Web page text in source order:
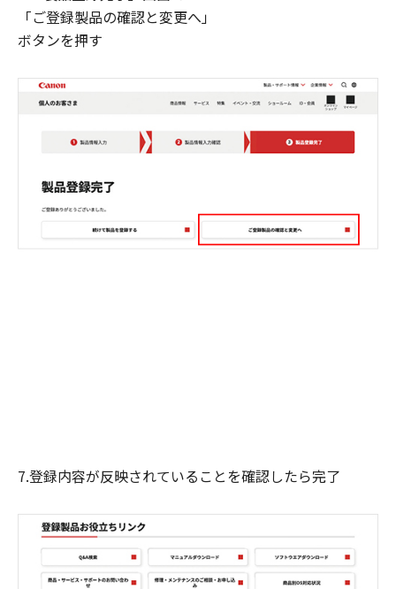
「ご登録製品の確認と変更へ」
ボタンを押す
7.登録内容が反映されていることを確認したら完了